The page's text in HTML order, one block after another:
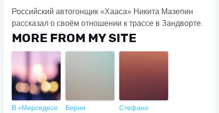
Российский автогонщик «Хааса» Никита Мазепин
рассказал о своём отношении к трассе в Зандворте.
MORE FROM MY SITE
В «Мерседесе
Берни
Стефано